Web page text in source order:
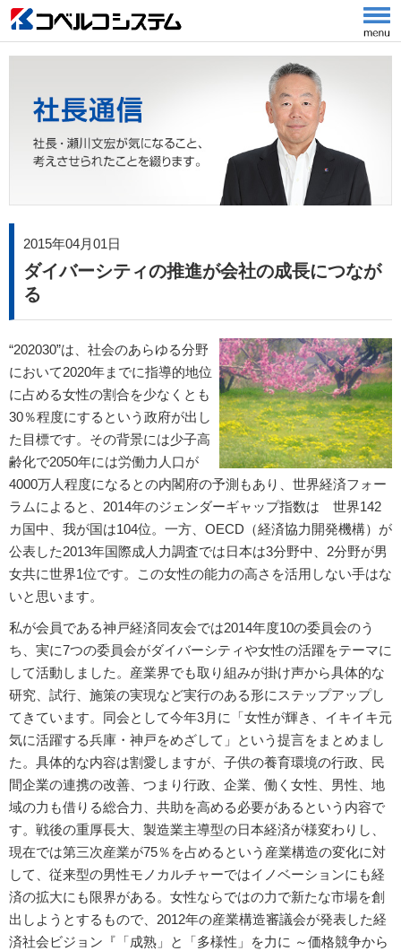
2015年04月01日
ダイバーシティの推進が会社の成長につなが
る
“202030”は、社会のあらゆる分野
において2020年までに指導的地位
に占める女性の割合を少なくとも
30％程度にするという政府が出し
た目標です。その背景には少子高
齢化で2050年には労働力人口が
4000万人程度になるとの内閣府の予測もあり、世界経済フォー
ラムによると、2014年のジェンダーギャップ指数は 世界142
カ国中、我が国は104位。一方、OECD（経済協力開発機構）が
公表した2013年国際成人力調査では日本は3分野中、2分野が男
女共に世界1位です。この女性の能力の高さを活用しない手はな
いと思います。
私が会員である神戸経済同友会では2014年度10の委員会のう
ち、実に7つの委員会がダイバーシティや女性の活躍をテーマに
して活動しました。産業界でも取り組みが掛け声から具体的な
研究、試行、施策の実現など実行のある形にステップアップし
てきています。同会として今年3月に「女性が輝き、イキイキ元
気に活躍する兵庫・神戸をめざして」という提言をまとめまし
た。具体的な内容は割愛しますが、子供の養育環境の行政、民
間企業の連携の改善、つまり行政、企業、働く女性、男性、地
域の力も借りる総合力、共助を高める必要があるという内容で
す。戦後の重厚長大、製造業主導型の日本経済が様変わりし、
現在では第三次産業が75％を占めるという産業構造の変化に対
して、従来型の男性モノカルチャーではイノベーションにも経
済の拡大にも限界がある。女性ならではの力で新たな市場を創
出しようとするもので、2012年の産業構造審議会が発表した経
済社会ビジョン『「成熟」と「多様性」を力に ～価格競争から